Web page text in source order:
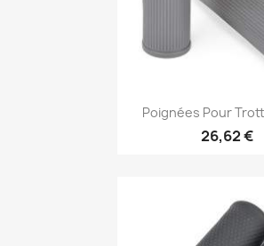
Aperçu
Poignées Pour
26,62 €